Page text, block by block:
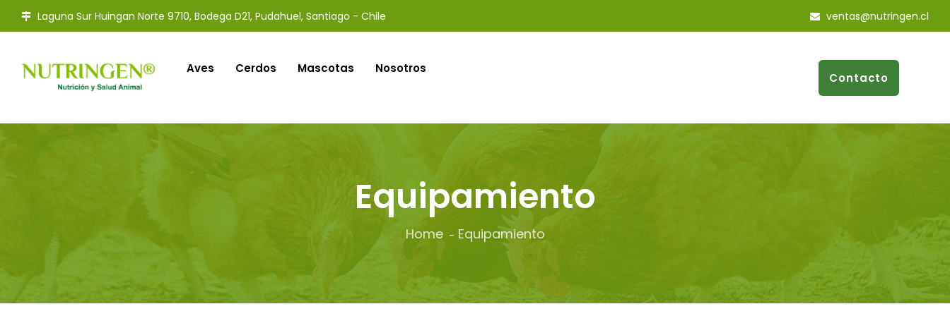
Laguna Sur Huingan Norte 9710, Bodega D21, Pudahuel, Santiago - Chile ventas@nutringen.cl
Aves Cerdos Mascotas Nosotros
Contacto
Equipamiento
Home Equipamiento